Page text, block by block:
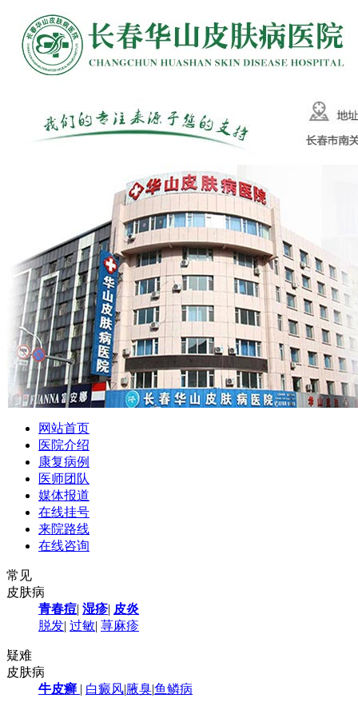
网站首页
医院介绍
康复病例
医师团队
媒体报道
在线挂号
来院路线
在线咨询
常见
皮肤病
青春痘| 湿疹| 皮炎
脱发| 过敏| 荨麻疹
疑难
皮肤病
牛皮癣 | 白癜风|腋臭|鱼鳞病